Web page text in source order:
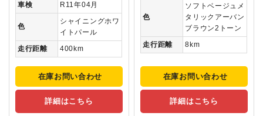
車検
R11年04月
色
シャイニングホワ
イトパール
走行距離
400km
在庫お問い合わせ
詳細はこちら
色
ソフトベージュメ
タリックアーバン
ブラウン2トーン
走行距離
8km
在庫お問い合わせ
詳細はこちら